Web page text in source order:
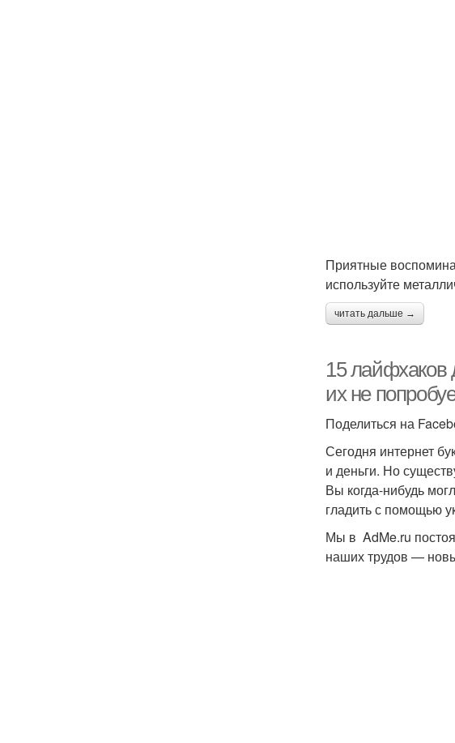
Приятные
используйте
читать дальше →
15 лайфхаков
их не
Поделиться на
Сегодня интернет
и деньги. Но
Вы когда-нибудь
гладить с помощью
Мы в AdMe.ru
наших трудов —